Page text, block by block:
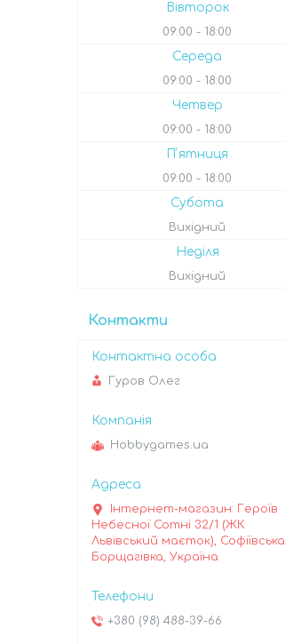
Вівторок
09:00 18:00
Середа
09:00 18:00
Четвер
09:00 18:00
Пʼятниця
09:00 18:00
Субота
Вихідний
Неділя
Вихідний
Контакти
Гуров Олег
Hobbygames.ua
Інтернет-магазин: Героїв
Небесної Сотні 32/1 (ЖК
Львівський маєток), Софіївська
Борщагівка, Україна
+380 (98) 488-39-66